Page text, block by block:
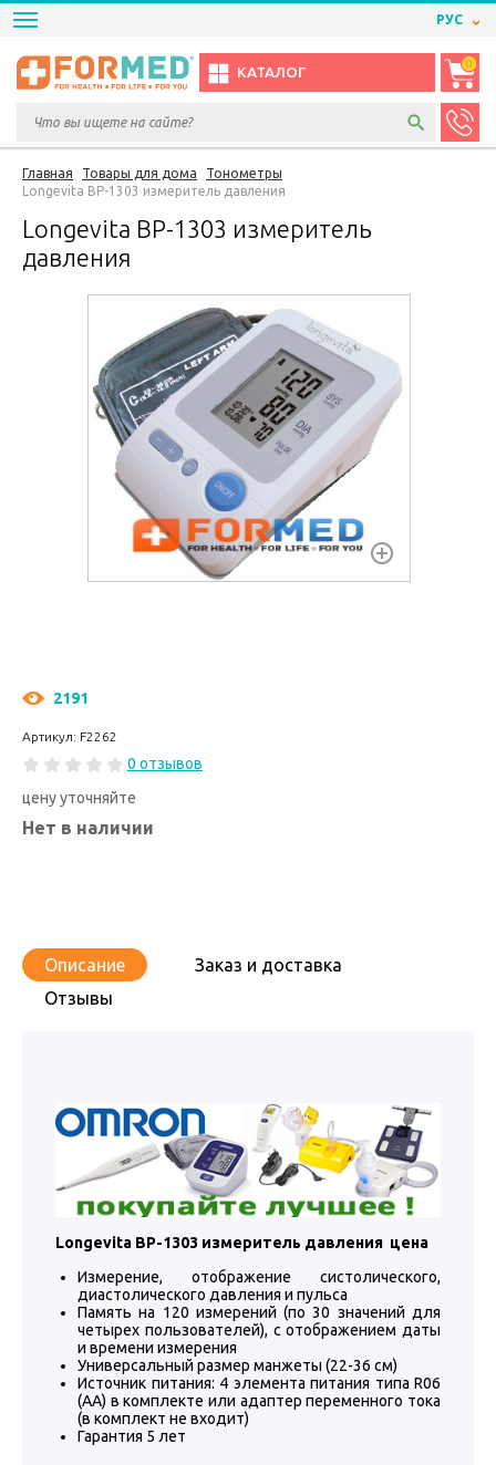
РУС
КАТАЛОГ
0
Главная Товары для дома
Тонометры
Longevita BP-1303 измеритель давления
Longevita BP-1303 измеритель
давления
2191
Артикул: F2262
0 отзывов
цену уточняйте
Нет в наличии
Описание
Заказ и доставка
Отзывы
Longevita BP-1303 измеритель давления цена
Измерение, отображение систолического,
диастолического давления и пульса
Память на 120 измерений (по 30 значений для
четырех пользователей), с отображением даты
и времени измерения
Универсальный размер манжеты (22-36 см)
Источник питания: 4 элемента питания типа R06
(АА) в комплекте или адаптер переменного тока
(в комплект не входит)
Гарантия 5 лет